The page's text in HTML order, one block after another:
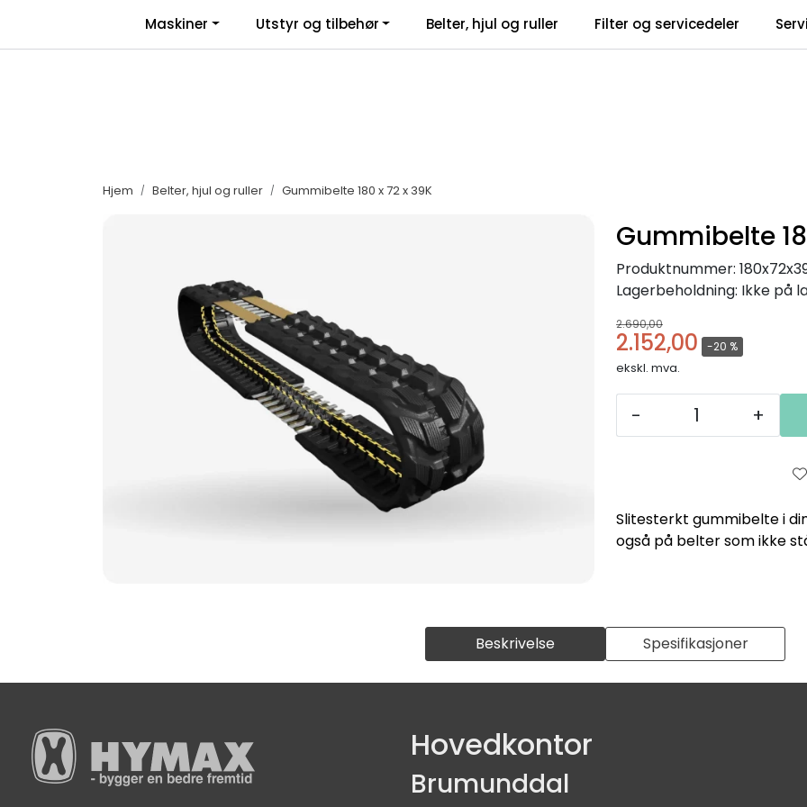
Facebook | Salgsbetingelser | Nyhetsbrev
Maskiner Utstyr og tilbehør Belter, hjul og ruller Filter og servicedeler
Hjem Belter, hjul og ruller Gummibelte 180 x 72 x 39K
Gummibelte
Produktnummer:
Lagerbeholdning: Ikke på
2.690,00
2.152,00 -20 %
ekskl. mva.
- +
Slitesterkt gummibelte i
også på belter som ikke
Beskrivelse Spesifikasjoner
Hovedkontor
Brumunddal